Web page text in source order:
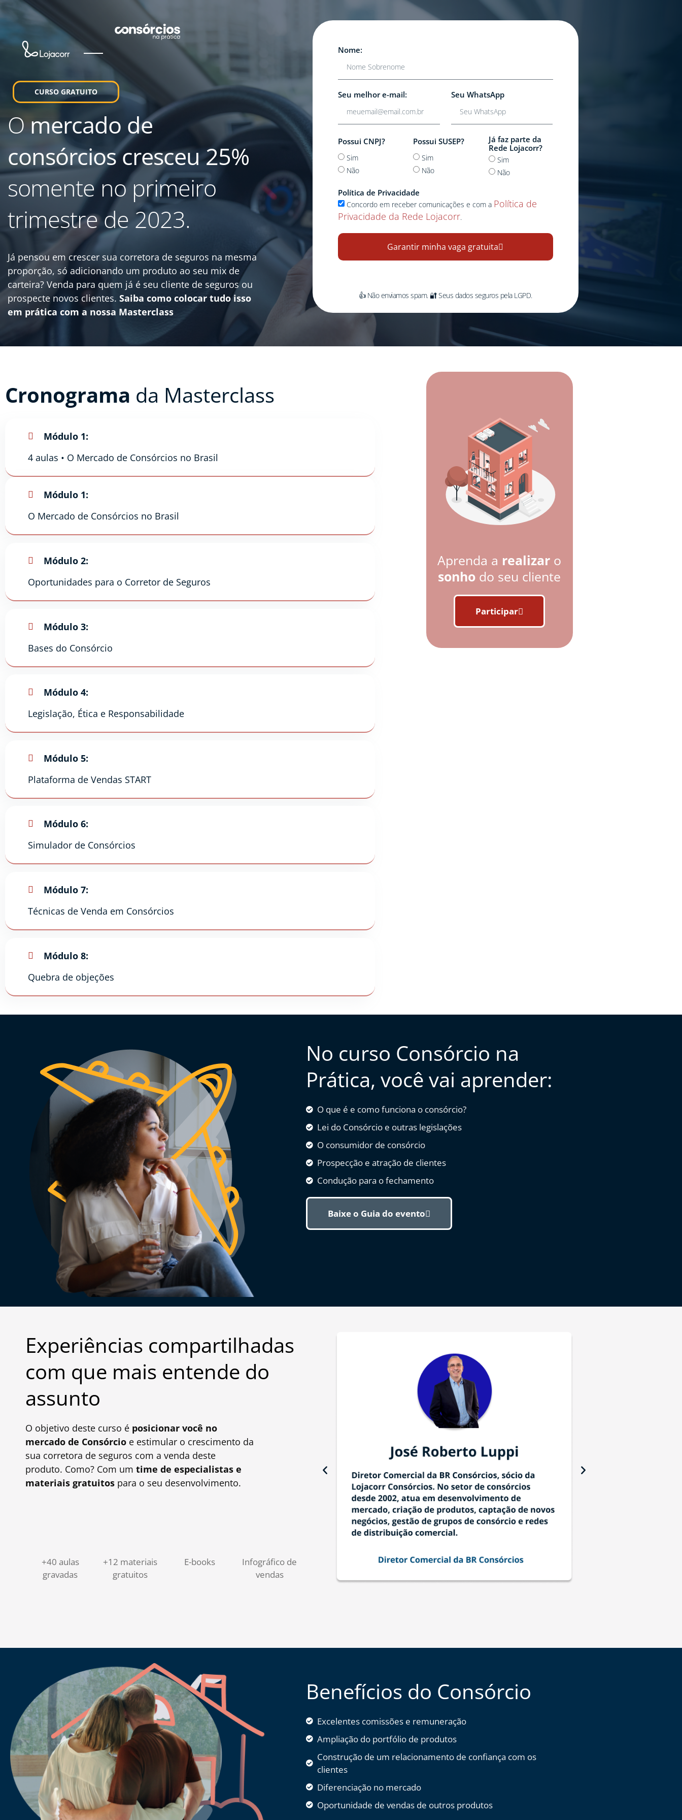
CURSO GRATUITO
Omercado de
consórcios cresceu 25%
somente no primeiro
trimestre de 2023.
Já pensou em crescer sua corretora de seguros na mesma
proporção, só adicionando um produto ao seu mix de
carteira? Venda para quem já é seu cliente de seguros ou
prospecte novos clientes. Saiba como colocar tudo isso
em prática com a nossa Masterclass
Nome:
Seu melhor e-mail: Seu WhatsApp
Possui CNPJ?
Sim
Não
Possui SUSEP?
Sim
Não
Já faz parte da
Rede Lojacorr?
Sim
Não
Política de Privacidade
Concordo em receber comunicações e com a Política de
Privacidade da Rede Lojacorr.
Garantir minha vaga gratuita
👍 Não enviamos spam. 🔐 Seus dados seguros pela LGPD.
Cronograma da Masterclass
Módulo 1:
4 aulas • O Mercado de Consórcios no Brasil
Módulo 1:
O Mercado de Consórcios no Brasil
Módulo 2:
Oportunidades para o Corretor de Seguros
Módulo 3:
Bases do Consórcio
Módulo 4:
Legislação, Ética e Responsabilidade
Módulo 5:
Plataforma de Vendas START
Módulo 6:
Simulador de Consórcios
Módulo 7:
Técnicas de Venda em Consórcios
Módulo 8:
Quebra de objeções
Aprenda a realizar o
sonho do seu cliente
Participar
No curso Consórcio na
Prática, você vai aprender:
O que é e como funciona o consórcio?
Lei do Consórcio e outras legislações
O consumidor de consórcio
Prospecção e atração de clientes
Condução para o fechamento
Baixe o Guia do evento
Experiências compartilhadas
com que mais entende do
assunto
O objetivo deste curso é posicionar você no
mercado de Consórcio e estimular o crescimento da
sua corretora de seguros com a venda deste
produto. Como? Com um time de especialistas e
materiais gratuitos para o seu desenvolvimento.
+40 aulas
gravadas
+12 materiais
gratuitos
E-books
Infográfico de
vendas
Benefícios do Consórcio
Excelentes comissões e remuneração
Ampliação do portfólio de produtos
Construção de um relacionamento de confiança com os
clientes
Diferenciação no mercado
Oportunidade de vendas de outros produtos